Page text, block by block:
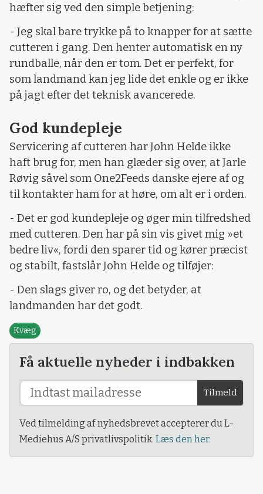
hæfter sig ved den simple betjening:
- Jeg skal bare trykke på to knapper for at sætte
cutteren i gang. Den henter automatisk en ny
rundballe, når den er tom. Det er perfekt, for
som landmand kan jeg lide det enkle og er ikke
på jagt efter det teknisk avancerede.
God kundepleje
Servicering af cutteren har John Helde ikke
haft brug for, men han glæder sig over, at Jarle
Røvig såvel som One2Feeds danske ejere af og
til kontakter ham for at høre, om alt er i orden.
- Det er god kundepleje og øger min tilfredshed
med cutteren. Den har på sin vis givet mig »et
bedre liv«, fordi den sparer tid og kører præcist
og stabilt, fastslår John Helde og tilføjer:
- Den slags giver ro, og det betyder, at
landmanden har det godt.
Kvæg
Få aktuelle nyheder i indbakken
Tilmeld
Ved tilmelding af nyhedsbrevet accepterer du L-
Mediehus A/S privatlivspolitik. Læs den her.